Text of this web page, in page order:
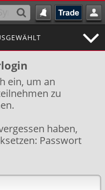
ein, um an
zu
haben,
Passwort